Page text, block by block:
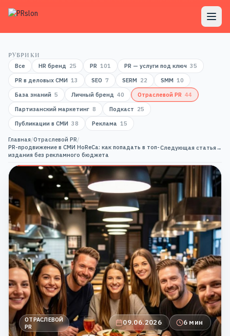
РУБРИКИ
Все
HR бренд 25 PR 101 PR — услуги под ключ 35
PR в деловых СМИ 13 SEO 7 SERM 22 SMM 10
База знаний 5 Личный бренд 40 Отраслевой PR 44
Партизанский маркетинг 8 Подкаст 25
Публикации в СМИ 38 Реклама 15
Главная/Отраслевой PR/
PR-продвижение в СМИ HoReCa: как попадать в топ-
издания без рекламного бюджета
Следующая статья→
ОТРАСЛЕВОЙ
PR
09.06.2026 6 мин